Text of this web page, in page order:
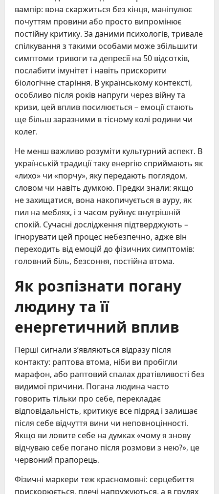
вампір: вона скаржиться без кінця, маніпулює
почуттям провини або просто випромінює
постійну критику. За даними психологів, тривале
спілкування з такими особами може збільшити
симптоми тривоги та депресії на 50 відсотків,
послабити імунітет і навіть прискорити
біологічне старіння. В українському контексті,
особливо після років напруги через війну та
кризи, цей вплив посилюється – емоції стають
ще більш заразними в тісному колі родини чи
колег.
Не менш важливо розуміти культурний аспект. В
українській традиції таку енергію сприймають як
«лихо» чи «порчу», яку передають поглядом,
словом чи навіть думкою. Предки знали: якщо
не захищатися, вона накопичується в ауру, як
пил на меблях, і з часом руйнує внутрішній
спокій. Сучасні дослідження підтверджують –
ігнорувати цей процес небезпечно, адже він
переходить від емоцій до фізичних симптомів:
головний біль, безсоння, постійна втома.
Як розпізнати погану
людину та її
енергетичний вплив
Перші сигнали з’являються відразу після
контакту: раптова втома, ніби ви пробігли
марафон, або раптовий спалах дратівливості без
видимої причини. Погана людина часто
говорить тільки про себе, перекладає
відповідальність, критикує все підряд і залишає
після себе відчуття вини чи неповноцінності.
Якщо ви ловите себе на думках «чому я знову
відчуваю себе погано після розмови з нею?», це
червоний прапорець.
Фізичні маркери теж красномовні: серцебиття
прискорюється, плечі напружуються, а в грудях